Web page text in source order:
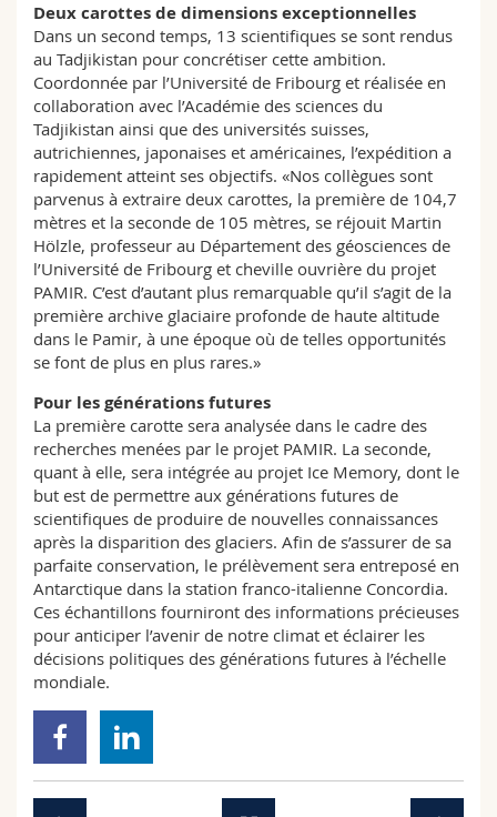
Deux carottes de dimensions exceptionnelles
Dans un second temps, 13 scientifiques se sont rendus
au Tadjikistan pour concrétiser cette ambition.
Coordonnée par l’Université de Fribourg et réalisée en
collaboration avec l’Académie des sciences du
Tadjikistan ainsi que des universités suisses,
autrichiennes, japonaises et américaines, l’expédition a
rapidement atteint ses objectifs. «Nos collègues sont
parvenus à extraire deux carottes, la première de 104,7
mètres et la seconde de 105 mètres, se réjouit Martin
Hölzle, professeur au Département des géosciences de
l’Université de Fribourg et cheville ouvrière du projet
PAMIR. C’est d’autant plus remarquable qu’il s’agit de la
première archive glaciaire profonde de haute altitude
dans le Pamir, à une époque où de telles opportunités
se font de plus en plus rares.»
Pour les générations futures
La première carotte sera analysée dans le cadre des
recherches menées par le projet PAMIR. La seconde,
quant à elle, sera intégrée au projet Ice Memory, dont le
but est de permettre aux générations futures de
scientifiques de produire de nouvelles connaissances
après la disparition des glaciers. Afin de s’assurer de sa
parfaite conservation, le prélèvement sera entreposé en
Antarctique dans la station franco-italienne Concordia.
Ces échantillons fourniront des informations précieuses
pour anticiper l’avenir de notre climat et éclairer les
décisions politiques des générations futures à l’échelle
mondiale.